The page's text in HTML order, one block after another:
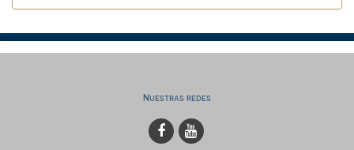
Nuestras redes